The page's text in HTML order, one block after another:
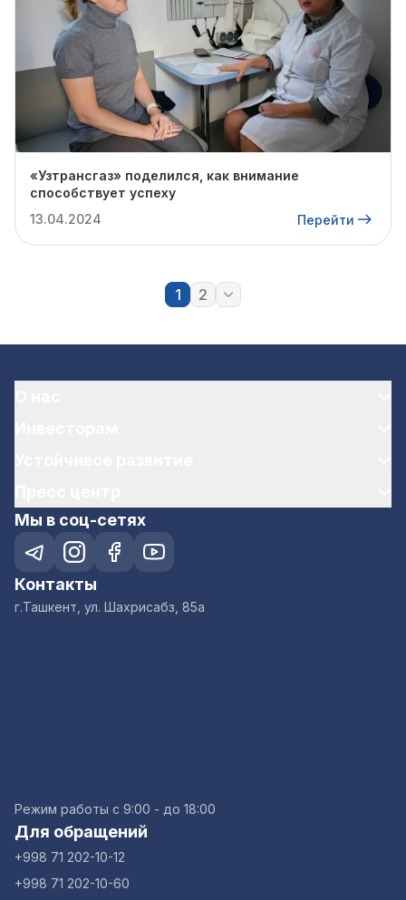
«Узтрансгаз» поделился, как внимание
способствует успеху
13.04.2024
Перейти
1 2
Мы в соц-сетях
Контакты
г.Ташкент, ул. Шахрисабз, 85а
Режим работы с 9:00 - до 18:00
Для обращений
+998 71 202-10-12
+998 71 202-10-60